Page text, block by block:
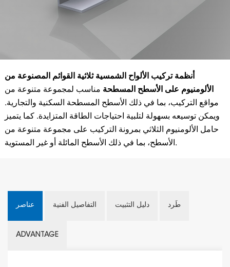
أنظمة تركيب الألواح الشمسية ثلاثية القوائم المصنوعة من
الألومنيوم على الأسطح المسطحة مناسب لمجموعة متنوعة من
مواقع التركيب، بما في ذلك الأسطح المسطحة السكنية والتجارية.
ويمكن توسيعه بسهولة لتلبية احتياجات الطاقة المتزايدة. كما يتميز
حامل الألومنيوم الثلاثي بمرونة التركيب على مجموعة متنوعة من
الأسطح، بما في ذلك الأسطح المائلة أو غير المستوية.
عناصر التفاصيل الفنية دليل التثبيت طَرد
ADVANTAGE